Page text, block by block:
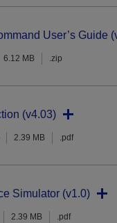
User’s Guide
6.12 MB .zip
(v4.03)
2.39 MB .pdf
Simulator (v1.0)
2.39 MB .pdf